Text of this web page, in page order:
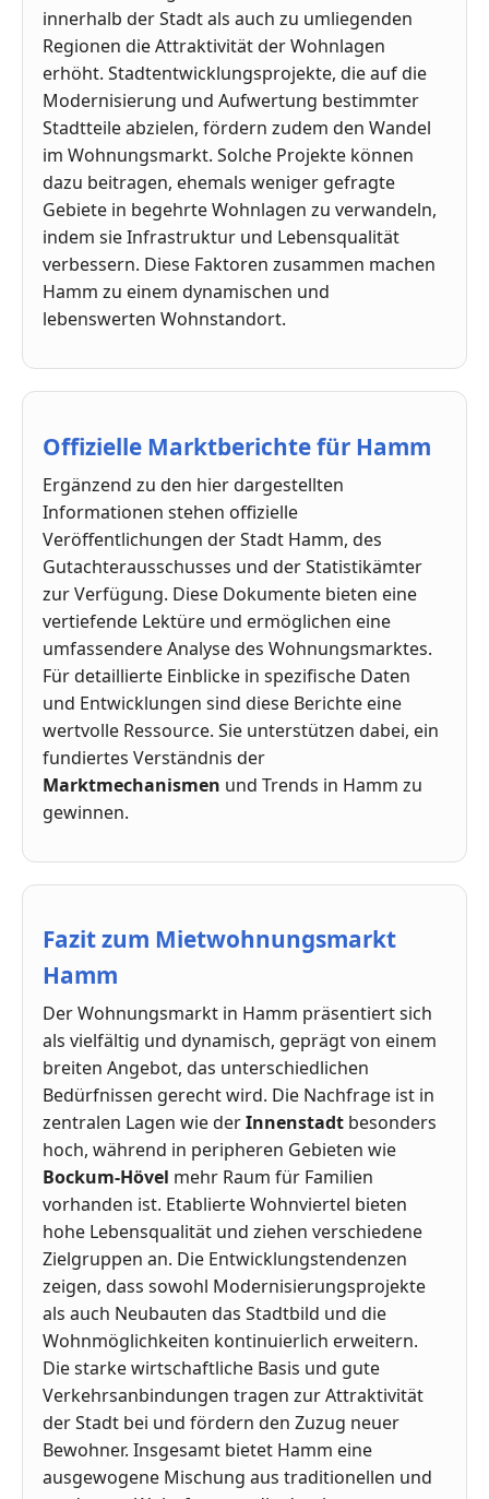
innerhalb der Stadt als auch zu umliegenden
Regionen die Attraktivität der Wohnlagen
erhöht. Stadtentwicklungsprojekte, die auf die
Modernisierung und Aufwertung bestimmter
Stadtteile abzielen, fördern zudem den Wandel
im Wohnungsmarkt. Solche Projekte können
dazu beitragen, ehemals weniger gefragte
Gebiete in begehrte Wohnlagen zu verwandeln,
indem sie Infrastruktur und Lebensqualität
verbessern. Diese Faktoren zusammen machen
Hamm zu einem dynamischen und
lebenswerten Wohnstandort.
Offizielle Marktberichte für Hamm
Ergänzend zu den hier dargestellten
Informationen stehen offizielle
Veröffentlichungen der Stadt Hamm, des
Gutachterausschusses und der Statistikämter
zur Verfügung. Diese Dokumente bieten eine
vertiefende Lektüre und ermöglichen eine
umfassendere Analyse des Wohnungsmarktes.
Für detaillierte Einblicke in spezifische Daten
und Entwicklungen sind diese Berichte eine
wertvolle Ressource. Sie unterstützen dabei, ein
fundiertes Verständnis der
Marktmechanismen und Trends in Hamm zu
gewinnen.
Fazit zum Mietwohnungsmarkt
Hamm
Der Wohnungsmarkt in Hamm präsentiert sich
als vielfältig und dynamisch, geprägt von einem
breiten Angebot, das unterschiedlichen
Bedürfnissen gerecht wird. Die Nachfrage ist in
zentralen Lagen wie derInnenstadt besonders
hoch, während in peripheren Gebieten wie
Bockum-Hövel mehr Raum für Familien
vorhanden ist. Etablierte Wohnviertel bieten
hohe Lebensqualität und ziehen verschiedene
Zielgruppen an. Die Entwicklungstendenzen
zeigen, dass sowohl Modernisierungsprojekte
als auch Neubauten das Stadtbild und die
Wohnmöglichkeiten kontinuierlich erweitern.
Die starke wirtschaftliche Basis und gute
Verkehrsanbindungen tragen zur Attraktivität
der Stadt bei und fördern den Zuzug neuer
Bewohner. Insgesamt bietet Hamm eine
ausgewogene Mischung aus traditionellen und